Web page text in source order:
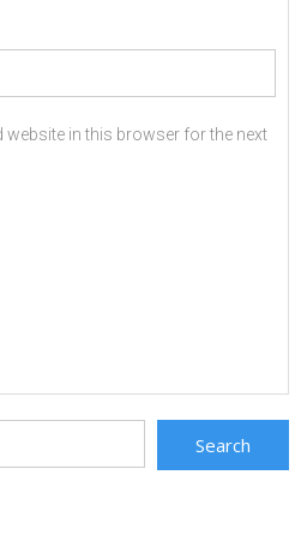
website in this browser for the next
Search